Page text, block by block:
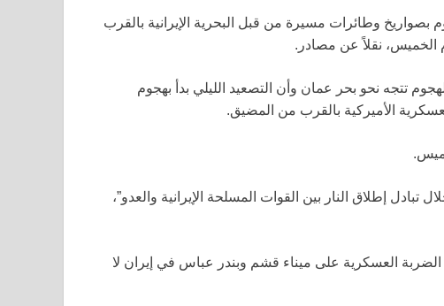
وطائرات مسيرة من قبل البحرية الإيرانية بالقرب
الخميس، نقلاً عن مصادر.
تتجه نحو بحر عمان وأن التصعيد الليلي بدأ بهجوم
الأميركية بالقرب من المضيق.
إطلاق النار بين القوات المسلحة الإيرانية والعدو”،
العسكرية على ميناء قشم وبندر عباس في إيران لا